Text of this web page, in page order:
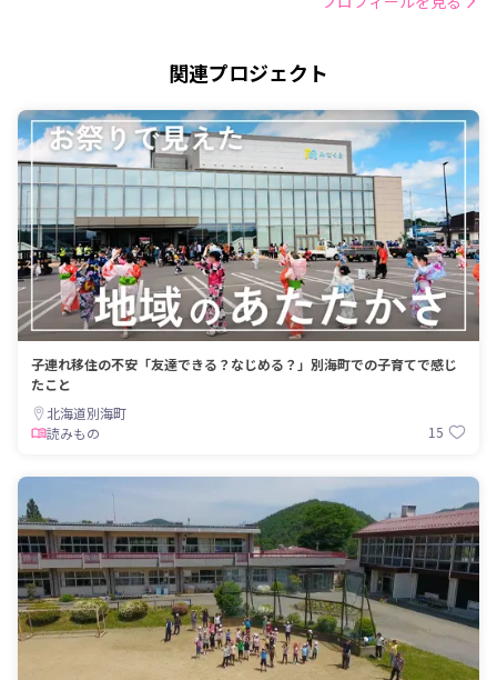
関連プロジェクト
子連れ移住の不安「友達できる？なじめる？」別海町での子育てで感じ
たこと
北海道別海町
読みもの
15